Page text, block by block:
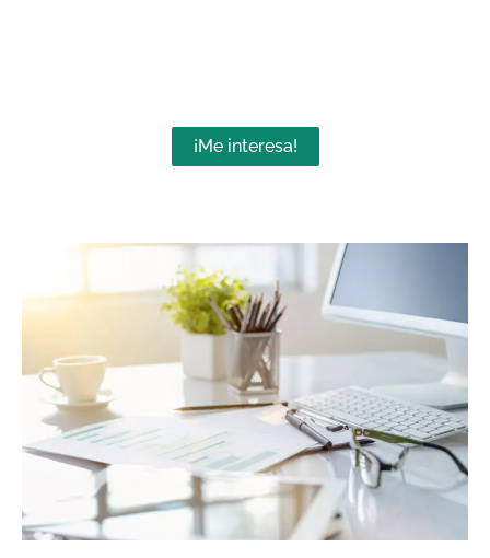
¡Me interesa!